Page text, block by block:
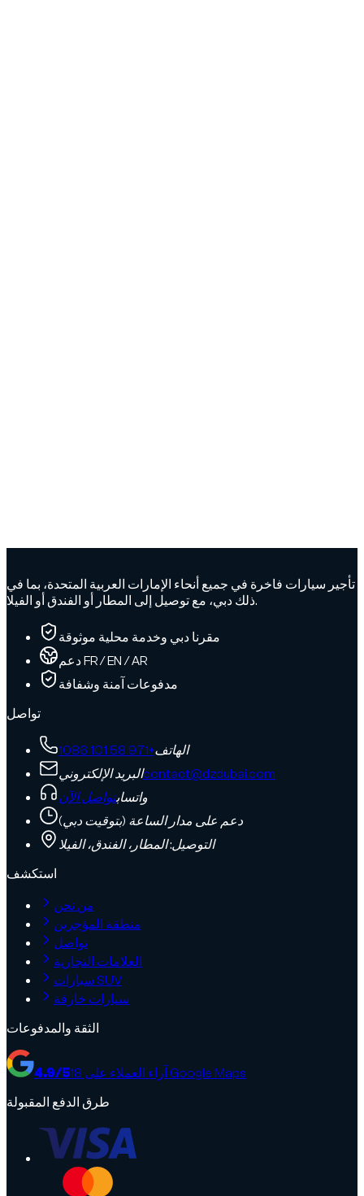
تأجير سيارات فاخرة في جميع أنحاء الإمارات العربية المتحدة، بما في
ذلك دبي، مع توصيل إلى المطار أو الفندق أو الفيلا.
مقرنا دبي وخدمة محلية موثوقة
دعم FR / EN / AR
مدفوعات آمنة وشفافة
تواصل
الهاتف+971 58 101 1086
البريد الإلكترونيcontact@dzdubai.com
واتسابتواصل الآن
دعم على مدار الساعة (بتوقيت دبي)
التوصيل: المطار، الفندق، الفيلا
استكشف
من نحن
منطقة المؤجرين
تواصل
العلامات التجارية
سيارات SUV
سيارات خارقة
الثقة والمدفوعات
4.9/518
آراء العملاء على Google Maps
طرق الدفع المقبولة